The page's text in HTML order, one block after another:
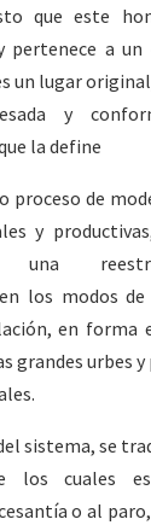
que este
pertenece a
un lugar
y
la define
proceso de
y
una
los modos de
en forma
grandes urbes
sistema, se
los cuales
o al